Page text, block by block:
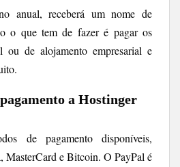
anual, receberá um nome de
o que tem de fazer é pagar os
ou de alojamento empresarial e
a Hostinger
de pagamento disponíveis,
MasterCard e Bitcoin. O PayPal é